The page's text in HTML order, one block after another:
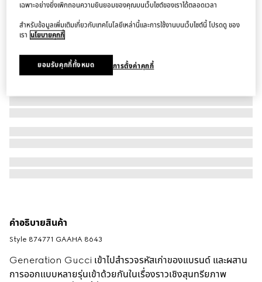
คำอธิบายสินค้า
Style ‎874771 GAAHA 8643
Generation Gucci เข้าไปสำรวจรหัสเก่าของแบรนด์ และผสาน
การออกแบบหลายรุ่นเข้าด้วยกันในเรื่องราวเชิงสุนทรียภาพ
เฉพาะอย่างยิ่งเพิกถอนความยินยอมของคุณบนเว็บไซต์ของเราได้ตลอดเวลา
สำหรับข้อมูลเพิ่มเติมเกี่ยวกับเทคโนโลยีเหล่านี้และการใช้งานบนเว็บไซต์นี้ โปรดดู ของ
เรา นโยบายคุกกี้
การตั้งค่าคุกกี้
ยอมรับคุกกี้ทั้งหมด